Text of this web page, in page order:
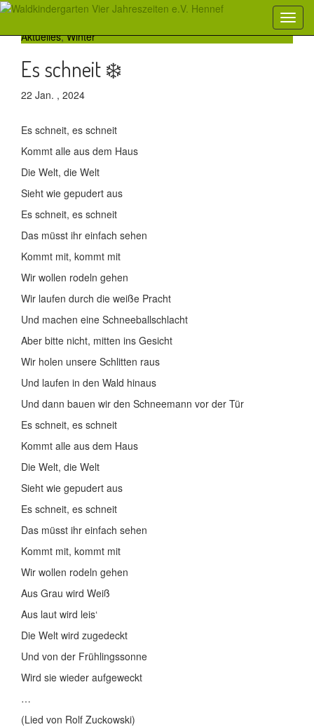
Aktuelles,Winter
Es schneit ❄️
22 Jan. , 2024
Es schneit, es schneit
Kommt alle aus dem Haus
Die Welt, die Welt
Sieht wie gepudert aus
Es schneit, es schneit
Das müsst ihr einfach sehen
Kommt mit, kommt mit
Wir wollen rodeln gehen
Wir laufen durch die weiße Pracht
Und machen eine Schneeballschlacht
Aber bitte nicht, mitten ins Gesicht
Wir holen unsere Schlitten raus
Und laufen in den Wald hinaus
Und dann bauen wir den Schneemann vor der Tür
Es schneit, es schneit
Kommt alle aus dem Haus
Die Welt, die Welt
Sieht wie gepudert aus
Es schneit, es schneit
Das müsst ihr einfach sehen
Kommt mit, kommt mit
Wir wollen rodeln gehen
Aus Grau wird Weiß
Aus laut wird leis‘
Die Welt wird zugedeckt
Und von der Frühlingssonne
Wird sie wieder aufgeweckt
…
(Lied von Rolf Zuckowski)